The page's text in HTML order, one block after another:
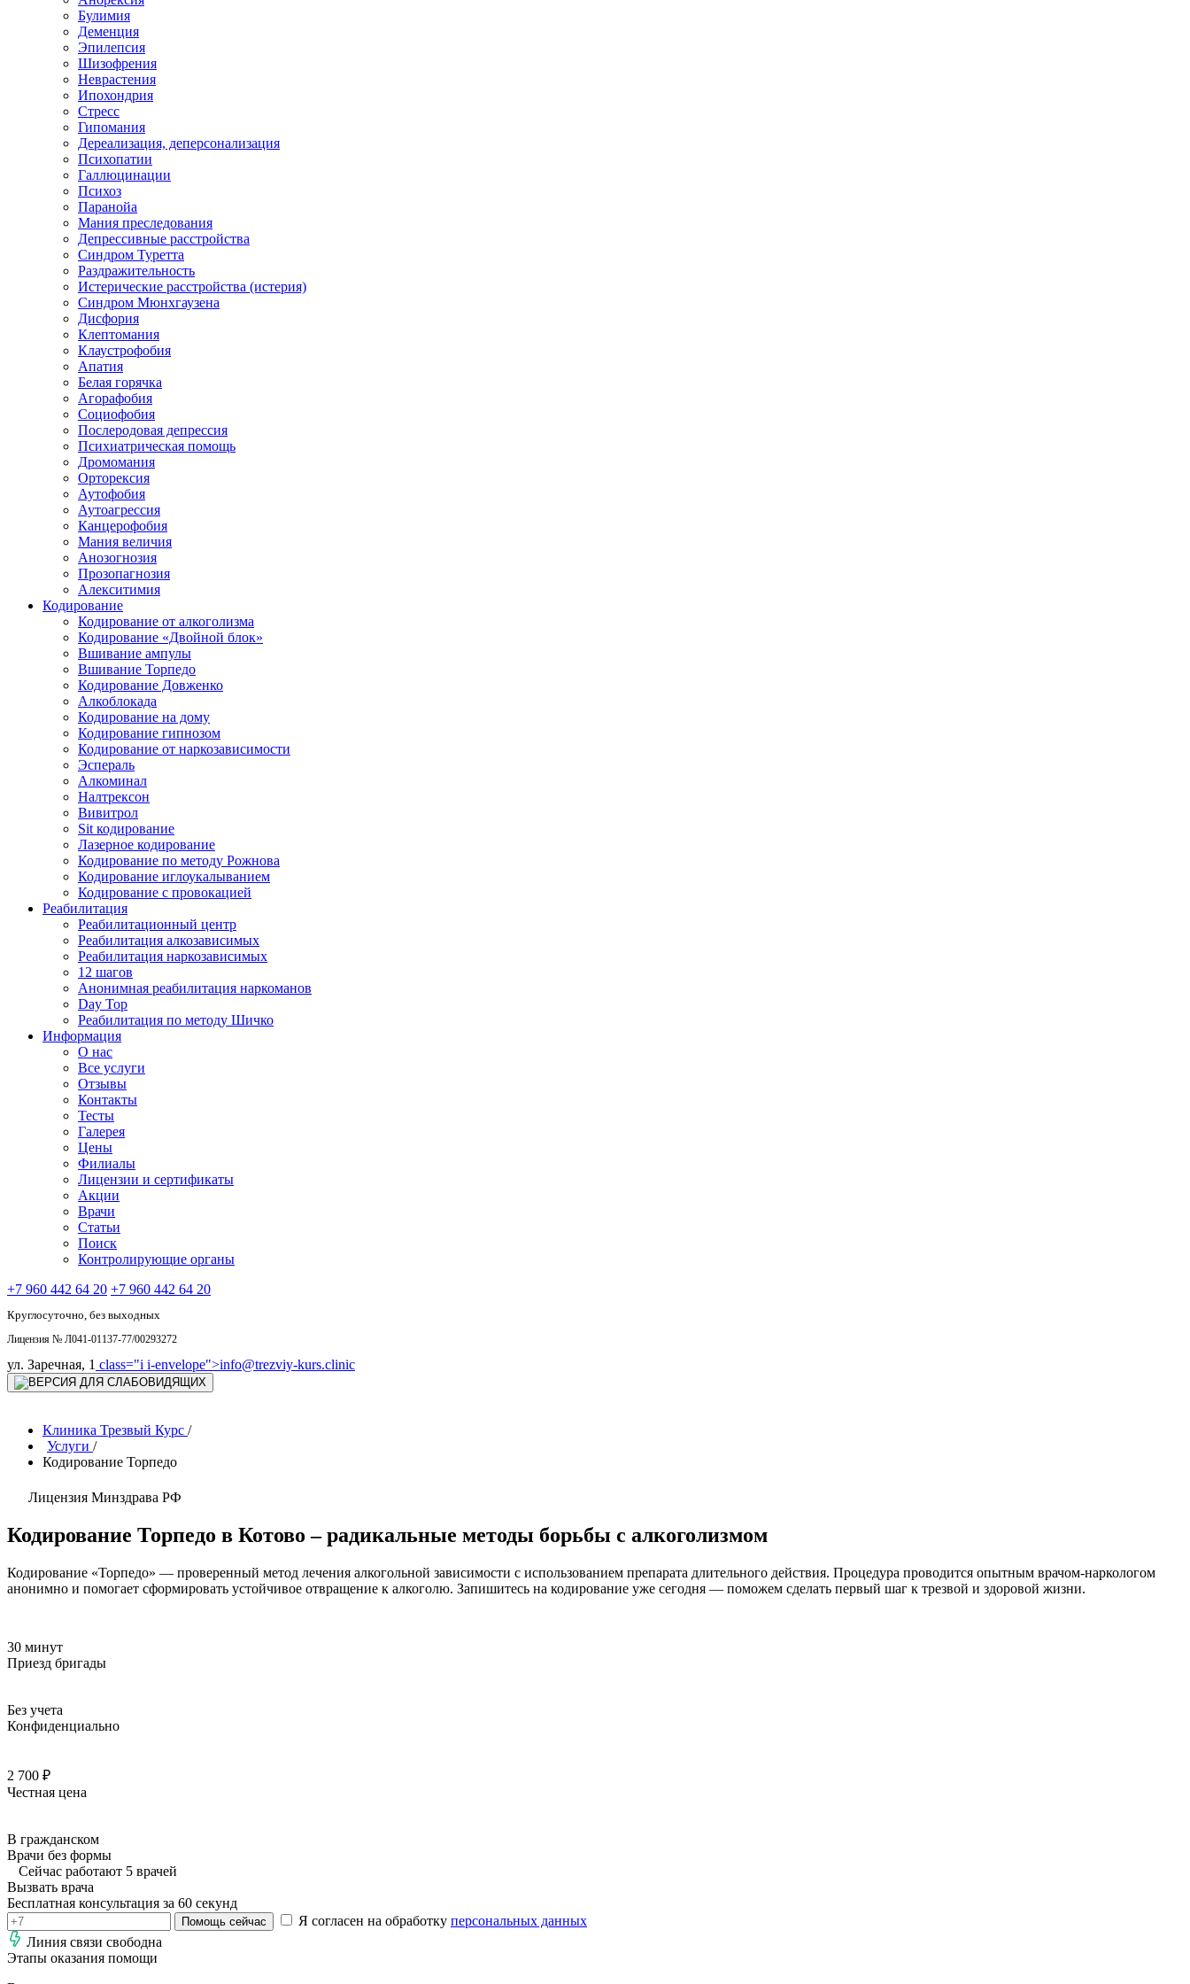
Булимия
Деменция
Эпилепсия
Шизофрения
Неврастения
Ипохондрия
Стресс
Гипомания
Дереализация, деперсонализация
Психопатии
Галлюцинации
Психоз
Паранойа
Мания преследования
Депрессивные расстройства
Синдром Туретта
Раздражительность
Истерические расстройства (истерия)
Синдром Мюнхгаузена
Дисфория
Клептомания
Клаустрофобия
Апатия
Белая горячка
Агорафобия
Социофобия
Послеродовая депрессия
Психиатрическая помощь
Дромомания
Орторексия
Аутофобия
Аутоагрессия
Канцерофобия
Мания величия
Анозогнозия
Прозопагнозия
Алекситимия
Кодирование
Кодирование от алкоголизма
Кодирование «Двойной блок»
Вшивание ампулы
Вшивание Торпедо
Кодирование Довженко
Алкоблокада
Кодирование на дому
Кодирование гипнозом
Кодирование от наркозависимости
Эспераль
Алкоминал
Налтрексон
Вивитрол
Sit кодирование
Лазерное кодирование
Кодирование по методу Рожнова
Кодирование иглоукалыванием
Кодирование с провокацией
Реабилитация
Реабилитационный центр
Реабилитация алкозависимых
Реабилитация наркозависимых
12 шагов
Анонимная реабилитация наркоманов
Day Top
Реабилитация по методу Шичко
Информация
О нас
Все услуги
Отзывы
Контакты
Тесты
Галерея
Цены
Филиалы
Лицензии и сертификаты
Акции
Врачи
Статьи
Поиск
Контролирующие органы
+7 960 442 64 20 +7 960 442 64 20
Круглосуточно, без выходных
Лицензия № Л041-01137-77/00293272
ул. Заречная, 1 class="i i-envelope">info@trezviy-kurs.clinic
Клиника Трезвый Курс /
Услуги /
Кодирование Торпедо
Лицензия Минздрава РФ
Кодирование Торпедо в Котово – радикальные методы борьбы с алкоголизмом
Кодирование «Торпедо» — проверенный метод лечения алкогольной зависимости с использованием препарата длительного действия. Процедура проводится опытным врачом-наркологом
анонимно и помогает сформировать устойчивое отвращение к алкоголю. Запишитесь на кодирование уже сегодня — поможем сделать первый шаг к трезвой и здоровой жизни.
30 минут
Приезд бригады
Без учета
Конфиденциально
2 700 ₽
Честная цена
В гражданском
Врачи без формы
Сейчас работают 5 врачей
Вызвать врача
Бесплатная консультация за 60 секунд
Помощь сейчас Я согласен на обработку персональных данных
Линия связи свободна
Этапы оказания помощи